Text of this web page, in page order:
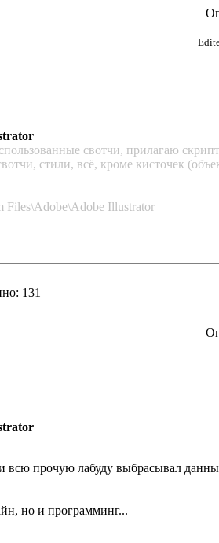
свотчи, прилагаю скрипт
стили, всё, кроме кисточек
Files\Adobe\Adobe Illustrator
131
всю прочую лабуду выбрасывал
но и программинг...